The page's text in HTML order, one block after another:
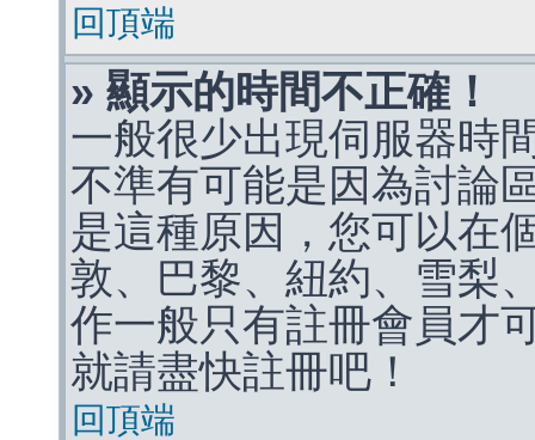
回頂端
» 顯示的時間不正確！
一般很少出現伺服器時
不準有可能是因為討論
是這種原因，您可以在
敦、巴黎、紐約、雪梨
作一般只有註冊會員才
就請盡快註冊吧！
回頂端